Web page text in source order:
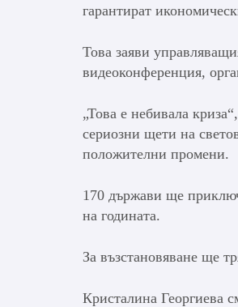
гарантират
Това заяви
видеоконференция,
„Това е небивала
сериозни щети на
положителни промени.
170 държави ще
на годината.
За възстановяване ще
Кристалина Георгиева